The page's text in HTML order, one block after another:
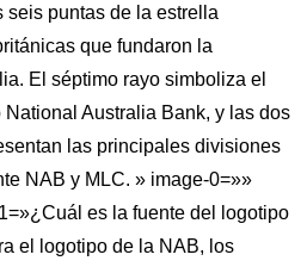
seis puntas de la estrella
que fundaron la
El séptimo rayo simboliza el
Australia Bank, y las dos
las principales divisiones
NAB y MLC. » image-0=»»
es la fuente del logotipo
el logotipo de la NAB, los